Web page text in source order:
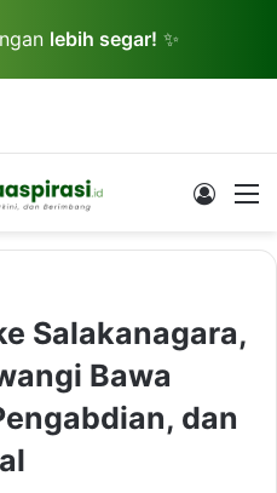
lebih segar! ✨
Log In
Salakanagara,
Bawa
dan